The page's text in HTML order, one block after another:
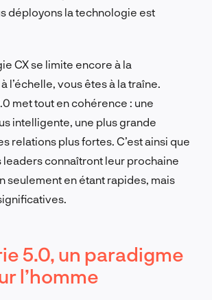
déployons la technologie est
CX se limite encore à la
l’échelle, vous êtes à la traîne.
met tout en cohérence : une
intelligente, une plus grande
relations plus fortes. C’est ainsi que
leaders connaîtront leur prochaine
seulement en étant rapides, mais
5.0, un paradigme
l’homme